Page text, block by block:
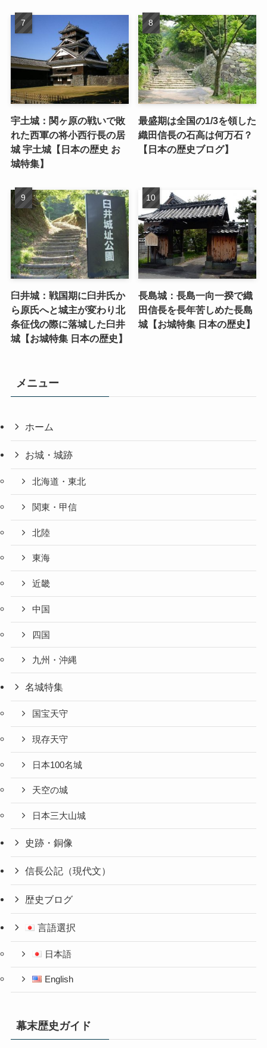
宇土城：関ヶ原の戦いで敗
れた西軍の将小西行長の居
城 宇土城【日本の歴史 お
城特集】
最盛期は全国の1/3を領した
織田信長の石高は何万石？
【日本の歴史ブログ】
臼井城：戦国期に臼井氏か
ら原氏へと城主が変わり北
条征伐の際に落城した臼井
城【お城特集 日本の歴史】
長島城：長島一向一揆で織
田信長を長年苦しめた長島
城【お城特集 日本の歴史】
メニュー
ホーム
お城・城跡
北海道・東北
関東・甲信
北陸
東海
近畿
中国
四国
九州・沖縄
名城特集
国宝天守
現存天守
日本100名城
天空の城
日本三大山城
史跡・銅像
信長公記（現代文）
歴史ブログ
言語選択
日本語
English
幕末歴史ガイド